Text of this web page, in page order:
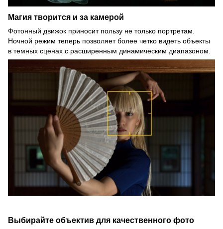
Магия творится и за камерой
Фотонный движок приносит пользу не только портретам.
Ночной режим теперь позволяет более четко видеть объекты
в темных сценах с расширенным динамическим диапазоном.
Выбирайте объектив для качественного фото